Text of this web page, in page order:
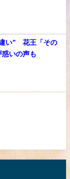
い” 花王「その
惑いの声も